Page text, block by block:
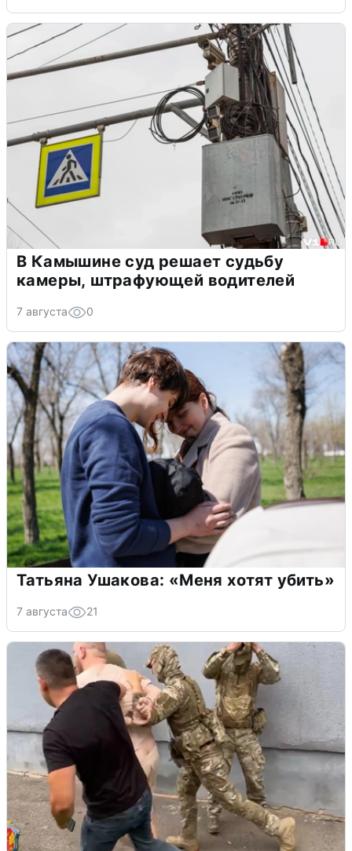
В Камышине суд решает судьбу
камеры, штрафующей водителей
7 августа 0
Татьяна Ушакова: «Меня хотят убить»
7 августа 21